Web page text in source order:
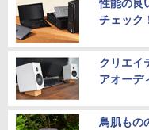
性能の良
チェック
クリエイ
アオーデ
鳥肌もの